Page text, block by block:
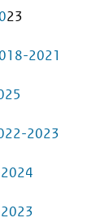
23
2021
2023